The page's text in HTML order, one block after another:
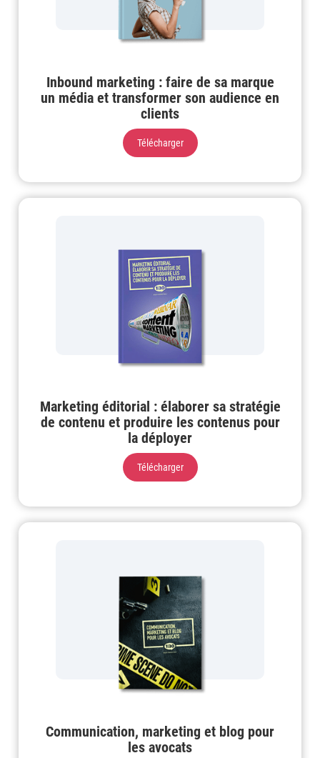
Inbound marketing : faire de sa marque
un média et transformer son audience en
clients
Télécharger
Marketing éditorial : élaborer sa stratégie
de contenu et produire les contenus pour
la déployer
Télécharger
Communication, marketing et blog pour
les avocats